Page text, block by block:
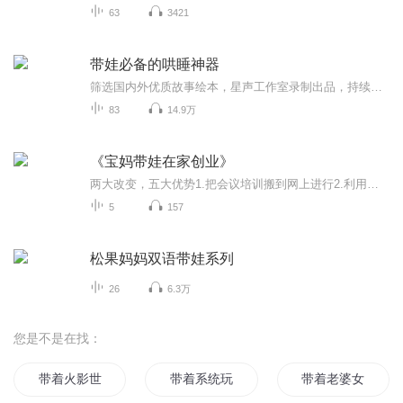
63 3421
带娃必备的哄睡神器
83 14.9万
《宝妈带娃在家创业》
5 157
松果妈妈双语带娃系列
26 6.3万
您是不是在找：
带着火影世界玩穿越 带着系统玩异界 带着老婆女儿玩